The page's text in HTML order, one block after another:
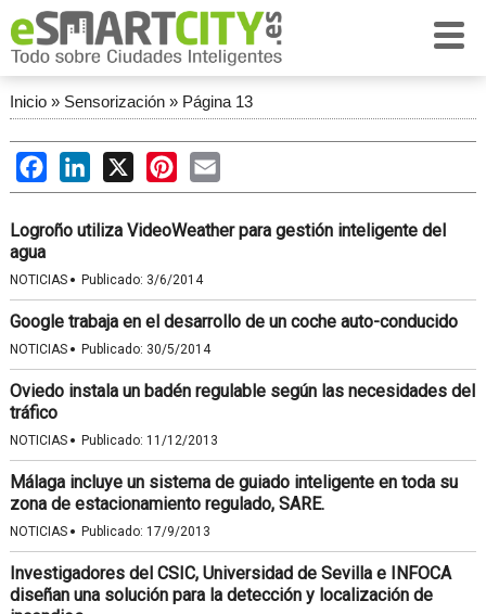
Inicio» Sensorización» Página 13
FacebookLinkedIn
X PinterestEmail
Logroño utiliza VideoWeather para gestión inteligente del
agua
NOTICIAS · Publicado: 3/6/2014
Google trabaja en el desarrollo de un coche auto-conducido
NOTICIAS · Publicado: 30/5/2014
Oviedo instala un badén regulable según las necesidades del
tráfico
NOTICIAS · Publicado: 11/12/2013
Málaga incluye un sistema de guiado inteligente en toda su
zona de estacionamiento regulado, SARE.
NOTICIAS · Publicado: 17/9/2013
Investigadores del CSIC, Universidad de Sevilla e INFOCA
diseñan una solución para la detección y localización de